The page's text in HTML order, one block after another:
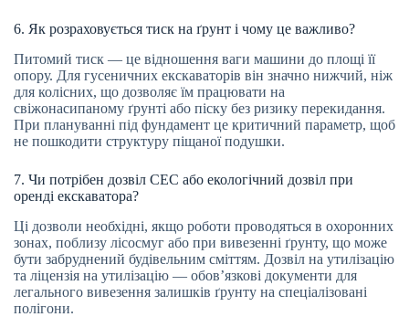
6. Як розраховується тиск на ґрунт і чому це важливо?
Питомий тиск — це відношення ваги машини до площі її
опору. Для гусеничних екскаваторів він значно нижчий, ніж
для колісних, що дозволяє їм працювати на
свіжонасипаному ґрунті або піску без ризику перекидання.
При плануванні під фундамент це критичний параметр, щоб
не пошкодити структуру піщаної подушки.
7. Чи потрібен дозвіл СЕС або екологічний дозвіл при
оренді екскаватора?
Ці дозволи необхідні, якщо роботи проводяться в охоронних
зонах, поблизу лісосмуг або при вивезенні ґрунту, що може
бути забруднений будівельним сміттям. Дозвіл на утилізацію
та ліцензія на утилізацію — обов’язкові документи для
легального вивезення залишків ґрунту на спеціалізовані
полігони.